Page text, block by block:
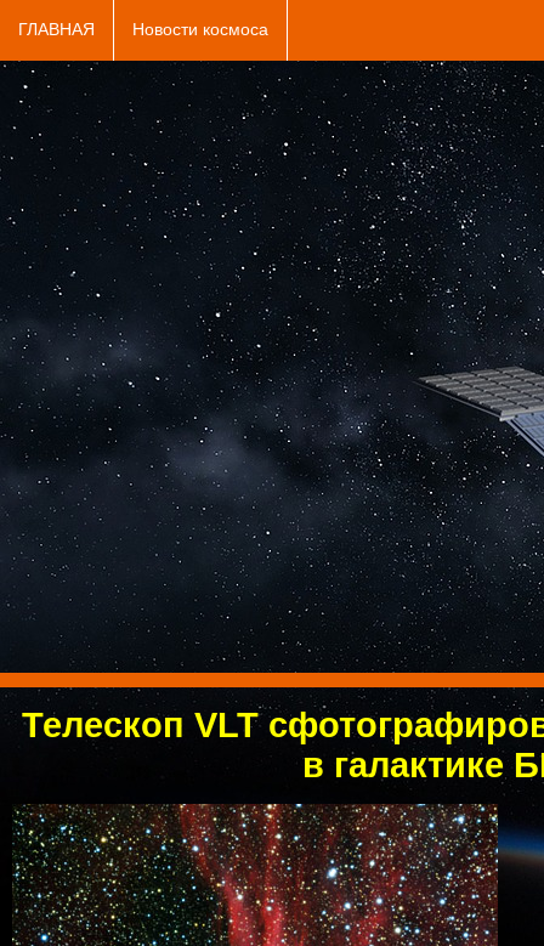
ГЛАВНАЯ Новости космоса
Телескоп VLT
в галактике